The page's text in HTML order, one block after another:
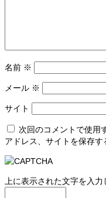
名前 ※
メール ※
サイト
次回のコメントで使用
アドレス、サイトを保存す
上に表示された文字を入力